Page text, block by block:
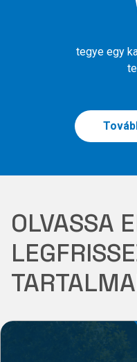
tegye egy
OLVASSA